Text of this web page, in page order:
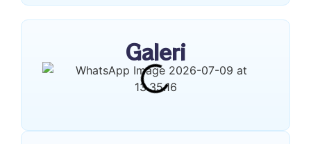
Galeri